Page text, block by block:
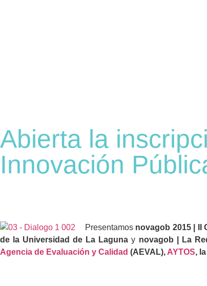
Abierta la
Innovación
Presentamos novagob 2015 | II
de la Universidad de La Laguna y novagob | La
Agencia de Evaluación y Calidad (AEVAL), AYTOS, la